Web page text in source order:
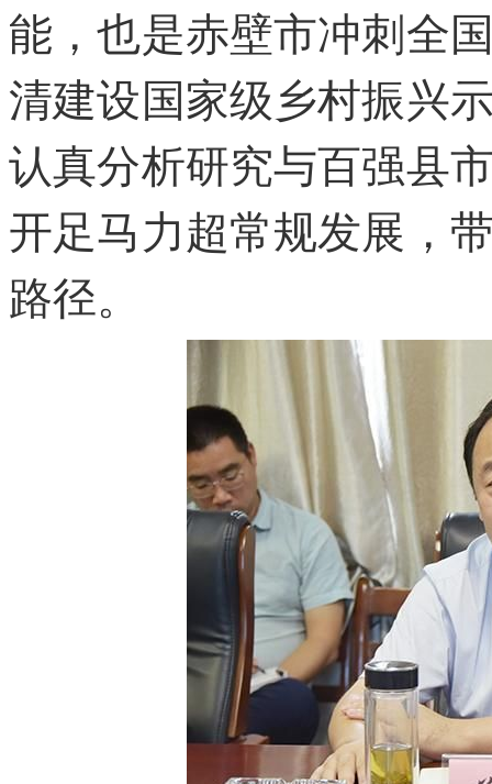
能，也是赤壁市冲刺全
清建设国家级乡村振兴
认真分析研究与百强县
开足马力超常规发展，
路径。